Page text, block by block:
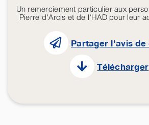
Un remerciement particulier aux
Pierre d'Arcis et de l'HAD pour leur
Partager l'avis de
Télécharger